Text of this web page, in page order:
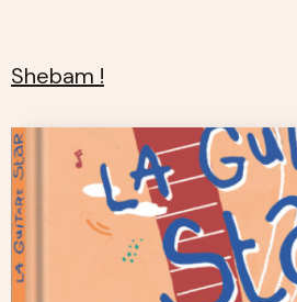
Shebam !